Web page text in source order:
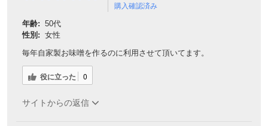
購入確認済み
年齢: 50代
性別: 女性
毎年自家製お味噌を作るのに利用させて頂いてます。
役に立った 0
サイトからの返信